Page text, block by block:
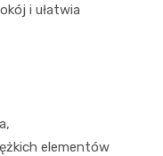
i ułatwia
elementów